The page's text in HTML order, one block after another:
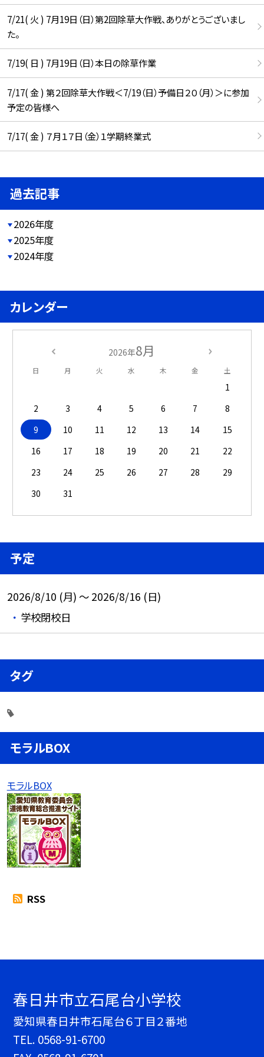
7/21( 火 ) 7月19日（日）第2回除草大作戦、ありがとうございまし
た。
7/19( 日 ) 7月19日（日）本日の除草作業
7/17( 金 ) 第２回除草大作戦＜7/19（日）予備日２０（月）＞に参加
予定の皆様へ
7/17( 金 ) ７月１７日（金）１学期終業式
過去記事
2026年度
2025年度
2024年度
カレンダー
2026年8月
日 月 火 水 木 金 土
1
2
3 4 5 6 7
8
9
10 11 12 13 14
15
16
17 18 19 20 21
22
23
24 25 26 27 28
29
30
31
予定
2026/8/10 (月) ～ 2026/8/16 (日)
学校閉校日
タグ
モラルBOX
モラルBOX
RSS
春日井市立石尾台小学校
愛知県春日井市石尾台６丁目２番地
TEL. 0568-91-6700